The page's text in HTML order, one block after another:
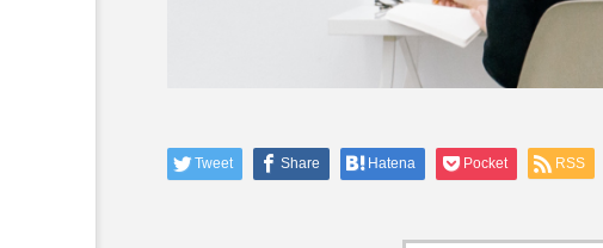
Tweet Share Hatena Pocket RSS